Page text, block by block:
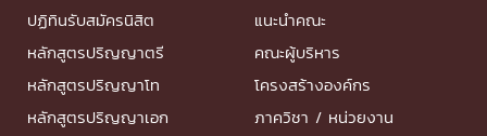
ปฏิทินรับสมัครนิสิต
หลักสูตรปริญญาตรี
หลักสูตรปริญญาโท
หลักสูตรปริญญาเอก
แนะนำคณะ
คณะผู้บริหาร
โครงสร้างองค์กร
ภาควิชา / หน่วยงาน